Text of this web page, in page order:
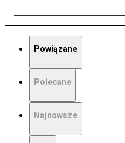
Powiązane
Polecane
Najnowsze